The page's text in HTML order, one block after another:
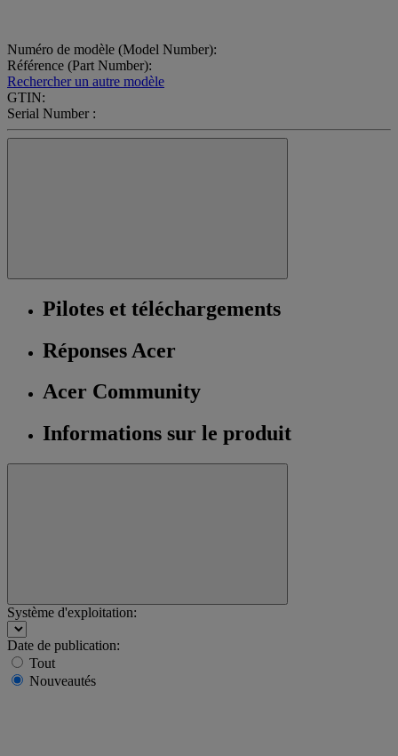
Numéro de modèle (Model Number):
Référence (Part Number):
Rechercher un autre modèle
GTIN:
Serial Number :
Pilotes et téléchargements
Réponses Acer
Acer Community
Informations sur le produit
Système d'exploitation:
Date de publication:
Tout
Nouveautés